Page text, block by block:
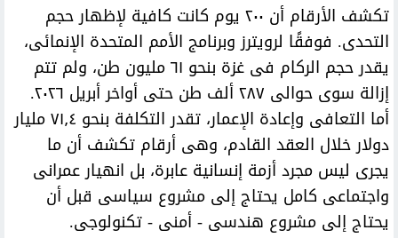
تكشف الأرقام أن ٢٠٠ يوم كانت كافية لإظهار حجم
التحدى. فوفقًا لرويترز وبرنامج الأمم المتحدة الإنمائى،
يقدر حجم الركام فى غزة بنحو ٦١ مليون طن، ولم تتم
إزالة سوى حوالى ٢٨٧ ألف طن حتى أواخر أبريل ٢٠٢٦.
أما التعافى وإعادة الإعمار، تقدر التكلفة بنحو ٧١٫٤ مليار
دولار خلال العقد القادم، وهى أرقام تكشف أن ما
يجرى ليس مجرد أزمة إنسانية عابرة، بل انهيار عمرانى
واجتماعى كامل يحتاج إلى مشروع سياسى قبل أن
يحتاج إلى مشروع هندسى - أمنى - تكنولوجى.